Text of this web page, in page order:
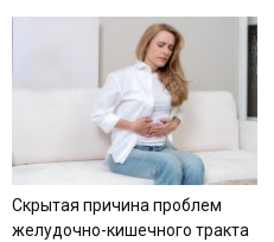
Скрытая причина проблем
желудочно-кишечного тракта